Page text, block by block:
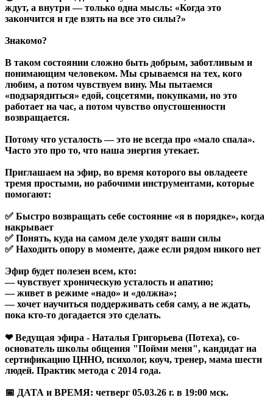
ждут, а внутри — только одна мысль: «Когда это
закончится и где взять на все это силы?»
Знакомо?
В таком состоянии сложно быть добрым, заботливым и
понимающим человеком. Мы срываемся на тех, кого
любим, а потом чувствуем вину. Мы пытаемся
«подзарядиться» едой, соцсетями, покупками, но это
работает на час, а потом чувство опустошенности
возвращается.
Потому что усталость — это не всегда про «мало спала».
Часто это про то, что наша энергия утекает.
Приглашаем на эфир, во время которого вы овладеете
тремя простыми, но рабочими инструментами, которые
помогают:
✅ Быстро возвращать себе состояние «я в порядке», когда
накрывает
✅ Понять, куда на самом деле уходят ваши силы
✅ Находить опору в моменте, даже если рядом никого нет
Эфир будет полезен всем, кто:
— чувствует хроническую усталость и апатию;
— живет в режиме «надо» и «должна»;
— хочет научиться поддерживать себя саму, а не ждать,
пока кто-то догадается это сделать.
❤ Ведущая эфира - Наталья Григорьева (Потеха), со-
основатель школы общения "Пойми меня", кандидат на
сертификацию ЦННО, психолог, коуч, тренер, мама шести
людей. Практик метода с 2014 года.
📅 ДАТА и ВРЕМЯ: четверг 05.03.26 г. в 19:00 мск.